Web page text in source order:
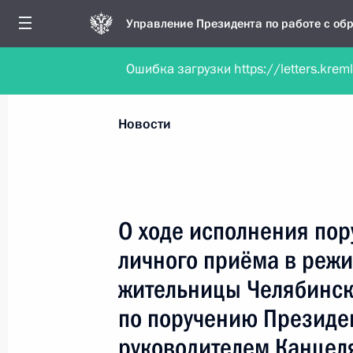
Управление Президента по работе с
Обратиться в форме электронного
Все новости
Новости личного приёма
Поручения, данные по результатам личного
приёма
Новости
О ходе исполнения
личного приёма в
жительницы
по поручению
Ошибка загрузки https://